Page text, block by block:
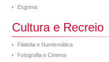
Esgrima
Cultura e Recreio
Filatelia e Numismática
Fotografia e Cinema